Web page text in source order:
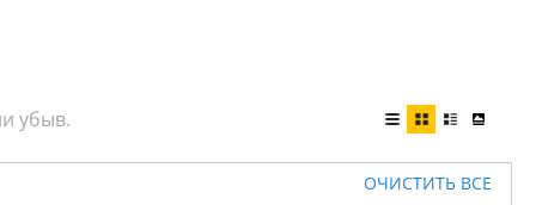
ОЧИСТИТЬ ВСЕ